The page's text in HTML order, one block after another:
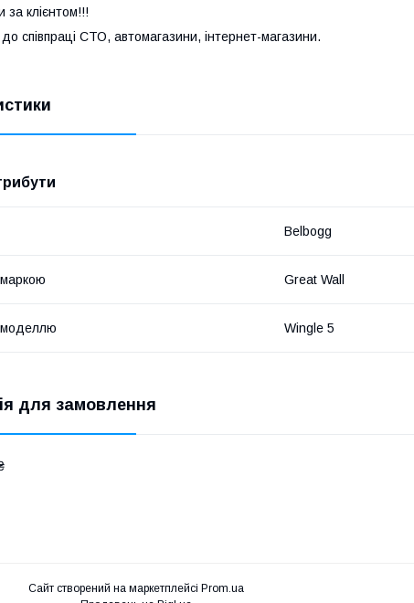
за клієнтом!!!
співпраці СТО, автомагазини, інтернет-магазини.
Belbogg
маркою Great Wall
моделлю Wingle 5
для замовлення
Сайт створений на маркетплейсі Prom.ua